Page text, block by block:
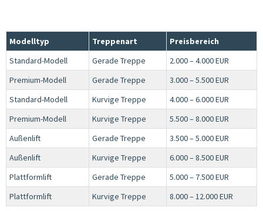
Modelltyp Treppenart
Preisbereich
Standard-Modell
Gerade Treppe
2.000 – 4.000 EUR
Premium-Modell
Gerade Treppe
3.000 – 5.500 EUR
Standard-Modell
Kurvige Treppe
4.000 – 6.000 EUR
Premium-Modell
Kurvige Treppe
5.500 – 8.000 EUR
Außenlift
Gerade Treppe
3.500 – 5.000 EUR
Außenlift
Kurvige Treppe
6.000 – 8.500 EUR
Plattformlift
Gerade Treppe
5.000 – 7.500 EUR
Plattformlift
Kurvige Treppe 8.000 – 12.000 EUR